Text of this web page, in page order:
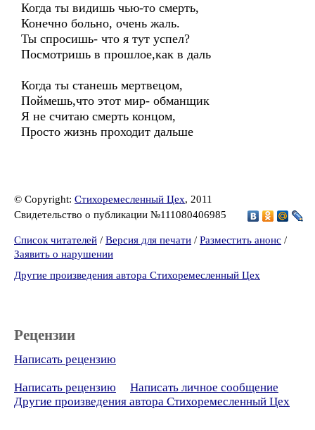
Когда ты видишь чью-то смерть,
Конечно больно, очень жаль.
Ты спросишь- что я тут успел?
Посмотришь в прошлое,как в даль
Когда ты станешь мертвецом,
Поймешь,что этот мир- обманщик
Я не считаю смерть концом,
Просто жизнь проходит дальше
© Copyright: Стихоремесленный Цех, 2011
Свидетельство о публикации №111080406985
Список читателей / Версия для печати / Разместить анонс /
Заявить о нарушении
Другие произведения автора Стихоремесленный Цех
Рецензии
Написать рецензию
Написать рецензию
Написать личное сообщение
Другие произведения автора Стихоремесленный Цех